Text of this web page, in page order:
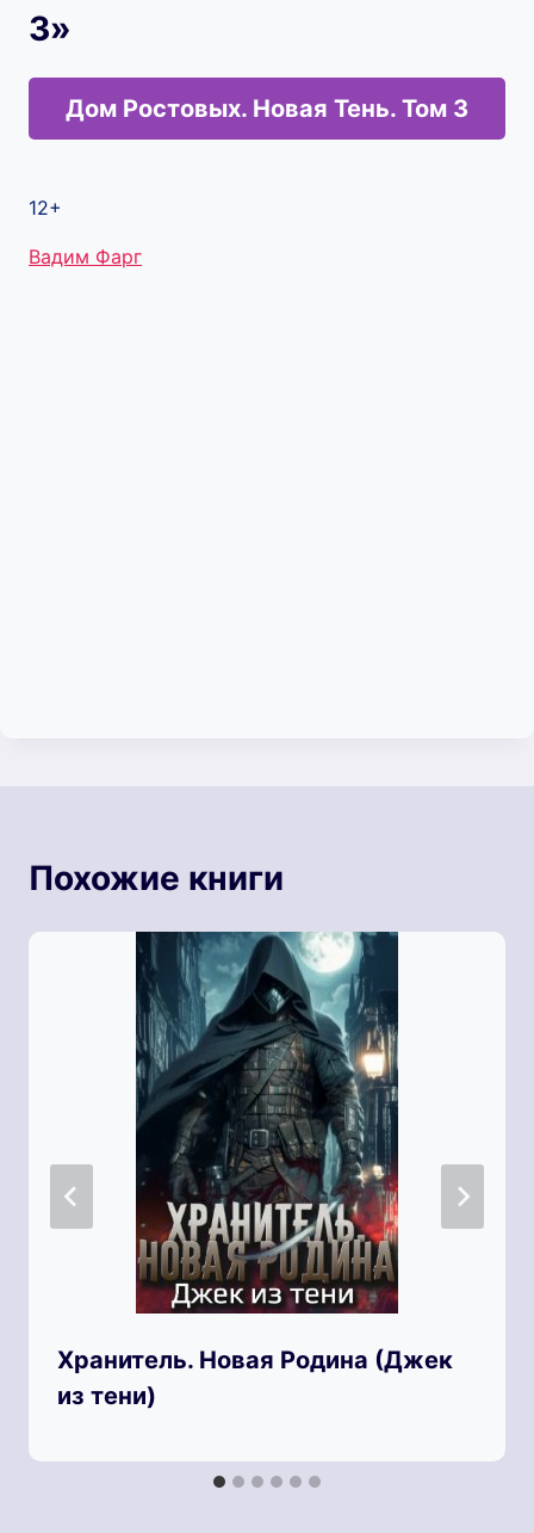
3»
Дом Ростовых. Новая Тень. Том 3
12+
Метки
Вадим Фарг
Похожие книги
Хранитель. Новая Родина (Джек
из тени)